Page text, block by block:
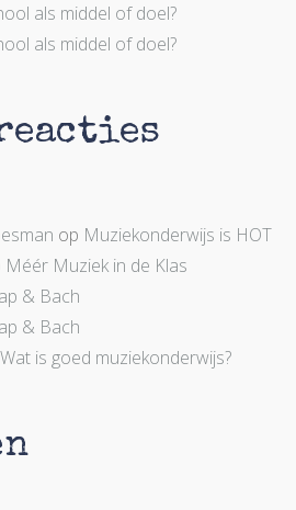
als middel of doel?
als middel of doel?
op Muziekonderwijs is HOT
Méér Muziek in de Klas
& Bach
& Bach
Wat is goed muziekonderwijs?